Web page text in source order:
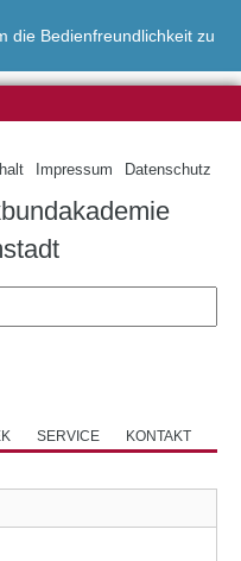
die Bedienfreundlichkeit zu
Impressum Datenschutz
SERVICE KONTAKT